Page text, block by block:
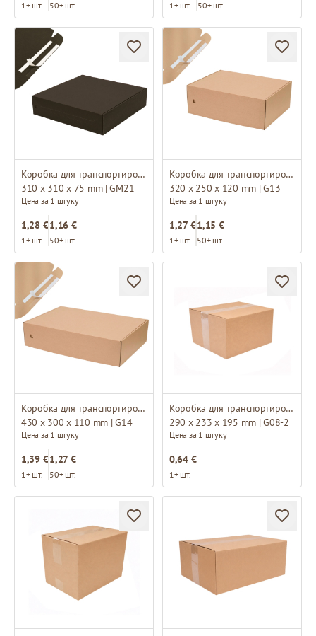
1+ шт. 50+ шт. 1+ шт. 50+ шт.
Коробка для транспортировки
310 x 310 x 75 mm | GM21
Цена за 1 штуку
1,28 €
1+ шт.
1,16 €
50+ шт.
Коробка для транспортировки
320 x 250 x 120 mm | G13
Цена за 1 штуку
1,27 €
1+ шт.
1,15 €
50+ шт.
Коробка для транспортировки
430 x 300 x 110 mm | G14
Цена за 1 штуку
1,39 €
1+ шт.
1,27 €
50+ шт.
Коробка для транспортировки
290 x 233 x 195 mm | G08-2
Цена за 1 штуку
0,64 €
1+ шт.